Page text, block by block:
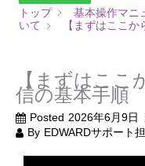
トップ
基本操作マニ
いて
【まずはここ
【まずはここ
信の基本手順
Posted 2026年6月9日
By EDWARDサポート